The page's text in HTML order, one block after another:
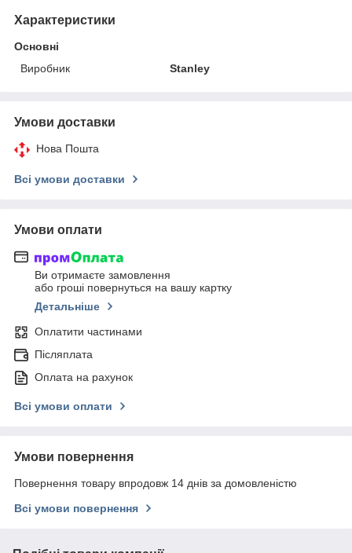
Характеристики
Основні
Виробник
Stanley
Умови доставки
Нова Пошта
Всі умови доставки
Умови оплати
Ви отримаєте замовлення
або гроші повернуться на вашу картку
Детальніше
Оплатити частинами
Післяплата
Оплата на рахунок
Всі умови оплати
Умови повернення
Повернення товару впродовж 14 днів за домовленістю
Всі умови повернення